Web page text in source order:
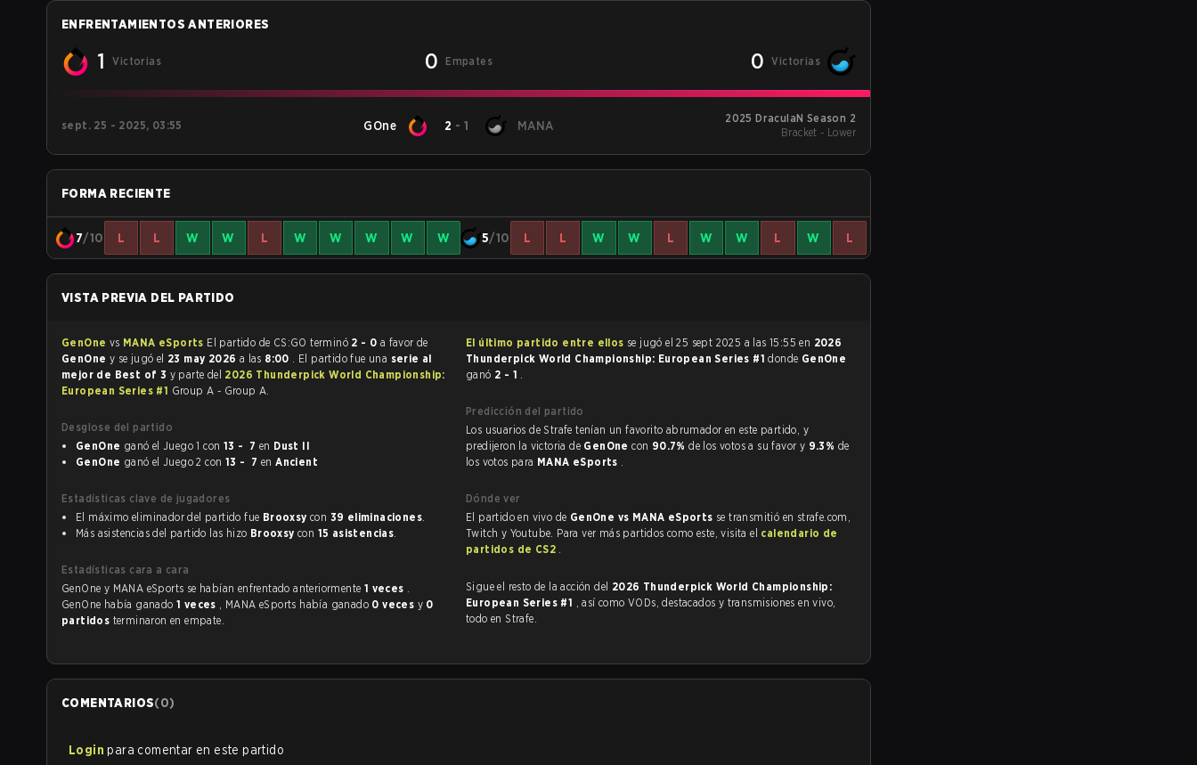
ENFRENTAMIENTOS ANTERIORES
1 Victorias 0 Empates 0 Victorias
sept. 25 - 2025, 03:55 GOne 2 -1 MANA
2025 DraculaN Season 2
Bracket - Lower
FORMA RECIENTE
7/10 L L W W L W W W W W 5/10 L L W W L W W L W L
VISTA PREVIA DEL PARTIDO
GenOne vs MANA eSports El partido de CS:GO terminó 2 - 0 a favor de
GenOne y se jugó el 23 may 2026 a las 8:00 . El partido fue una serie al
mejor de Best of 3 y parte del 2026 Thunderpick World Championship:
European Series #1 Group A - Group A.
Desglose del partido
GenOne
ganó el Juego 1 con 13 - 7 en Dust II
GenOne
ganó el Juego 2 con 13 - 7 enAncient
Estadísticas clave de jugadores
El máximo eliminador del partido fue Brooxsy con 39 eliminaciones.
Más asistencias del partido las hizo Brooxsy con 15 asistencias.
Estadísticas cara a cara
GenOne y MANA eSports se habían enfrentado anteriormente 1 veces .
GenOne había ganado 1 veces , MANA eSports había ganado 0 veces y 0
partidos terminaron en empate.
El último partido entre ellos se jugó el 25 sept 2025 a las 15:55 en 2026
Thunderpick World Championship: European Series #1donde GenOne
ganó 2 - 1 .
Predicción del partido
Los usuarios de Strafe tenían un favorito abrumador en este partido, y
predijeron la victoria de GenOnecon 90.7%de los votos a su favor y 9.3% de
los votos para MANA eSports .
Dónde ver
El partido en vivo de GenOne vs MANA eSports se transmitió en strafe.com,
Twitch y Youtube. Para ver más partidos como este, visita el calendario de
partidos de CS2 .
Sigue el resto de la acción del 2026 Thunderpick World Championship:
European Series #1 , así como VODs, destacados y transmisiones en vivo,
todo en Strafe.
COMENTARIOS(0)
Login para comentar en este partido